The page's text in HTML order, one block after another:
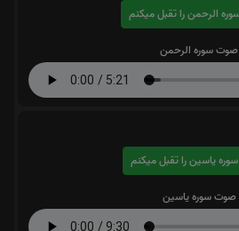
صوت سوره الرحمن
صوت سوره یاسین